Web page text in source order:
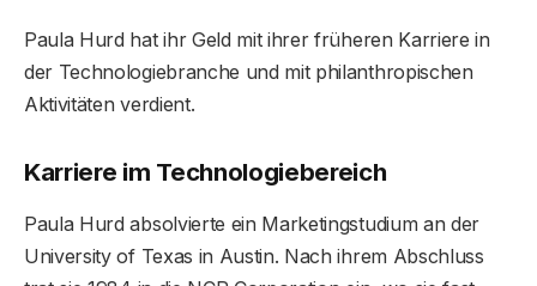
Paula Hurd hat ihr Geld mit ihrer früheren Karriere in
der Technologiebranche und mit philanthropischen
Aktivitäten verdient.
Karriere im Technologiebereich
Paula Hurd absolvierte ein Marketingstudium an der
University of Texas in Austin. Nach ihrem Abschluss